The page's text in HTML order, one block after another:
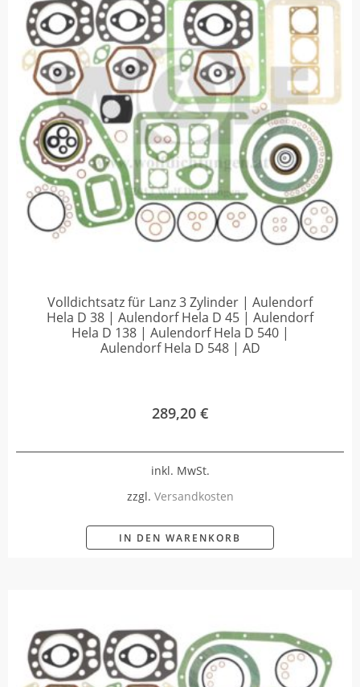
Volldichtsatz für Lanz 3 Zylinder | Aulendorf
Hela D 38 | Aulendorf Hela D 45 | Aulendorf
Hela D 138 | Aulendorf Hela D 540 |
Aulendorf Hela D 548 | AD
289,20 €
inkl. MwSt.
zzgl. Versandkosten
IN DEN WARENKORB